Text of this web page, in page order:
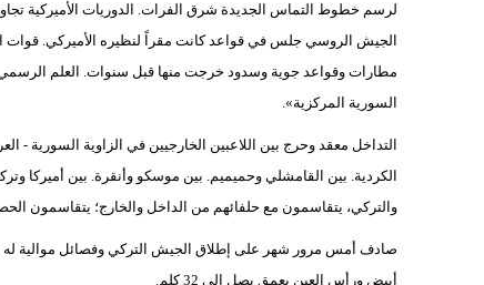
لرسم خطوط التماس الجديدة شرق الفرات. الدوريات الأميركية
مطارات وقواعد جوية وسدود خرجت منها قبل سنوات. العلم
السورية المركزية».
التداخل معقد وحرج بين اللاعبين الخارجيين في الزاوية السورية -
الكردية. بين القامشلي وحميميم. بين موسكو وأنقرة. بين أميركا
والتركي، يتقاسمون مع حلفائهم من الداخل والخارج؛ يتقاسمون
صادف أمس مرور شهر على إطلاق الجيش التركي وفصائل موالية له
أبيض ورأس العين بعمق يصل إلى 32 كلم.